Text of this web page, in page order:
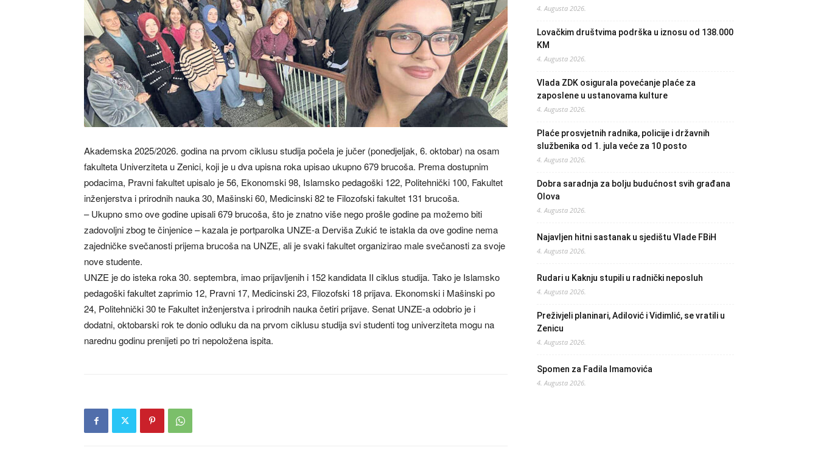
Akademska 2025/2026. godina na prvom ciklusu studija počela je jučer (ponedjeljak, 6. oktobar) na osam
fakulteta Univerziteta u Zenici, koji je u dva upisna roka upisao ukupno 679 brucoša. Prema dostupnim
podacima, Pravni fakultet upisalo je 56, Ekonomski 98, Islamsko pedagoški 122, Politehnički 100, Fakultet
inženjerstva i prirodnih nauka 30, Mašinski 60, Medicinski 82 te Filozofski fakultet 131 brucoša.
– Ukupno smo ove godine upisali 679 brucoša, što je znatno više nego prošle godine pa možemo biti
zadovoljni zbog te činjenice – kazala je portparolka UNZE-a Derviša Zukić te istakla da ove godine nema
zajedničke svečanosti prijema brucoša na UNZE, ali je svaki fakultet organizirao male svečanosti za svoje
nove studente.
UNZE je do isteka roka 30. septembra, imao prijavljenih i 152 kandidata II ciklus studija. Tako je Islamsko
pedagoški fakultet zaprimio 12, Pravni 17, Medicinski 23, Filozofski 18 prijava. Ekonomski i Mašinski po
24, Politehnički 30 te Fakultet inženjerstva i prirodnih nauka četiri prijave. Senat UNZE-a odobrio je i
dodatni, oktobarski rok te donio odluku da na prvom ciklusu studija svi studenti tog univerziteta mogu na
narednu godinu prenijeti po tri nepoložena ispita.
4. Augusta 2026.
Lovačkim društvima podrška u iznosu od 138.000
KM
4. Augusta 2026.
Vlada ZDK osigurala povećanje plaće za
zaposlene u ustanovama kulture
4. Augusta 2026.
Plaće prosvjetnih radnika, policije i državnih
službenika od 1. jula veće za 10 posto
4. Augusta 2026.
Dobra saradnja za bolju budućnost svih građana
Olova
4. Augusta 2026.
Najavljen hitni sastanak u sjedištu Vlade FBiH
4. Augusta 2026.
Rudari u Kaknju stupili u radnički neposluh
4. Augusta 2026.
Preživjeli planinari, Adilović i Vidimlić, se vratili u
Zenicu
4. Augusta 2026.
Spomen za Fadila Imamovića
4. Augusta 2026.